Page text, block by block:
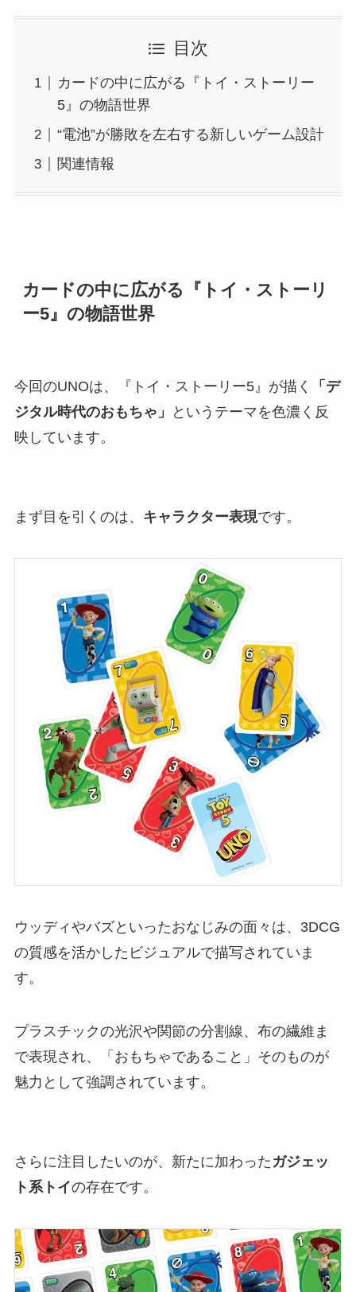
目次
カードの中に広がる『トイ・ストーリー
5』の物語世界
“電池”が勝敗を左右する新しいゲーム設計
関連情報
カードの中に広がる『トイ・ストーリ
ー5』の物語世界
今回のUNOは、『トイ・ストーリー5』が描く
「デ
ジタル時代のおもちゃ」
というテーマを色濃く反
映しています。
まず目を引くのは、 キャラクター表現です。
ウッディやバズといったおなじみの面々は、3DCG
の質感を活かしたビジュアルで描写されていま
す。
プラスチックの光沢や関節の分割線、布の繊維ま
で表現され、「おもちゃであること」そのものが
魅力として強調されています。
さらに注目したいのが、新たに加わった ガジェッ
ト系トイの存在です。